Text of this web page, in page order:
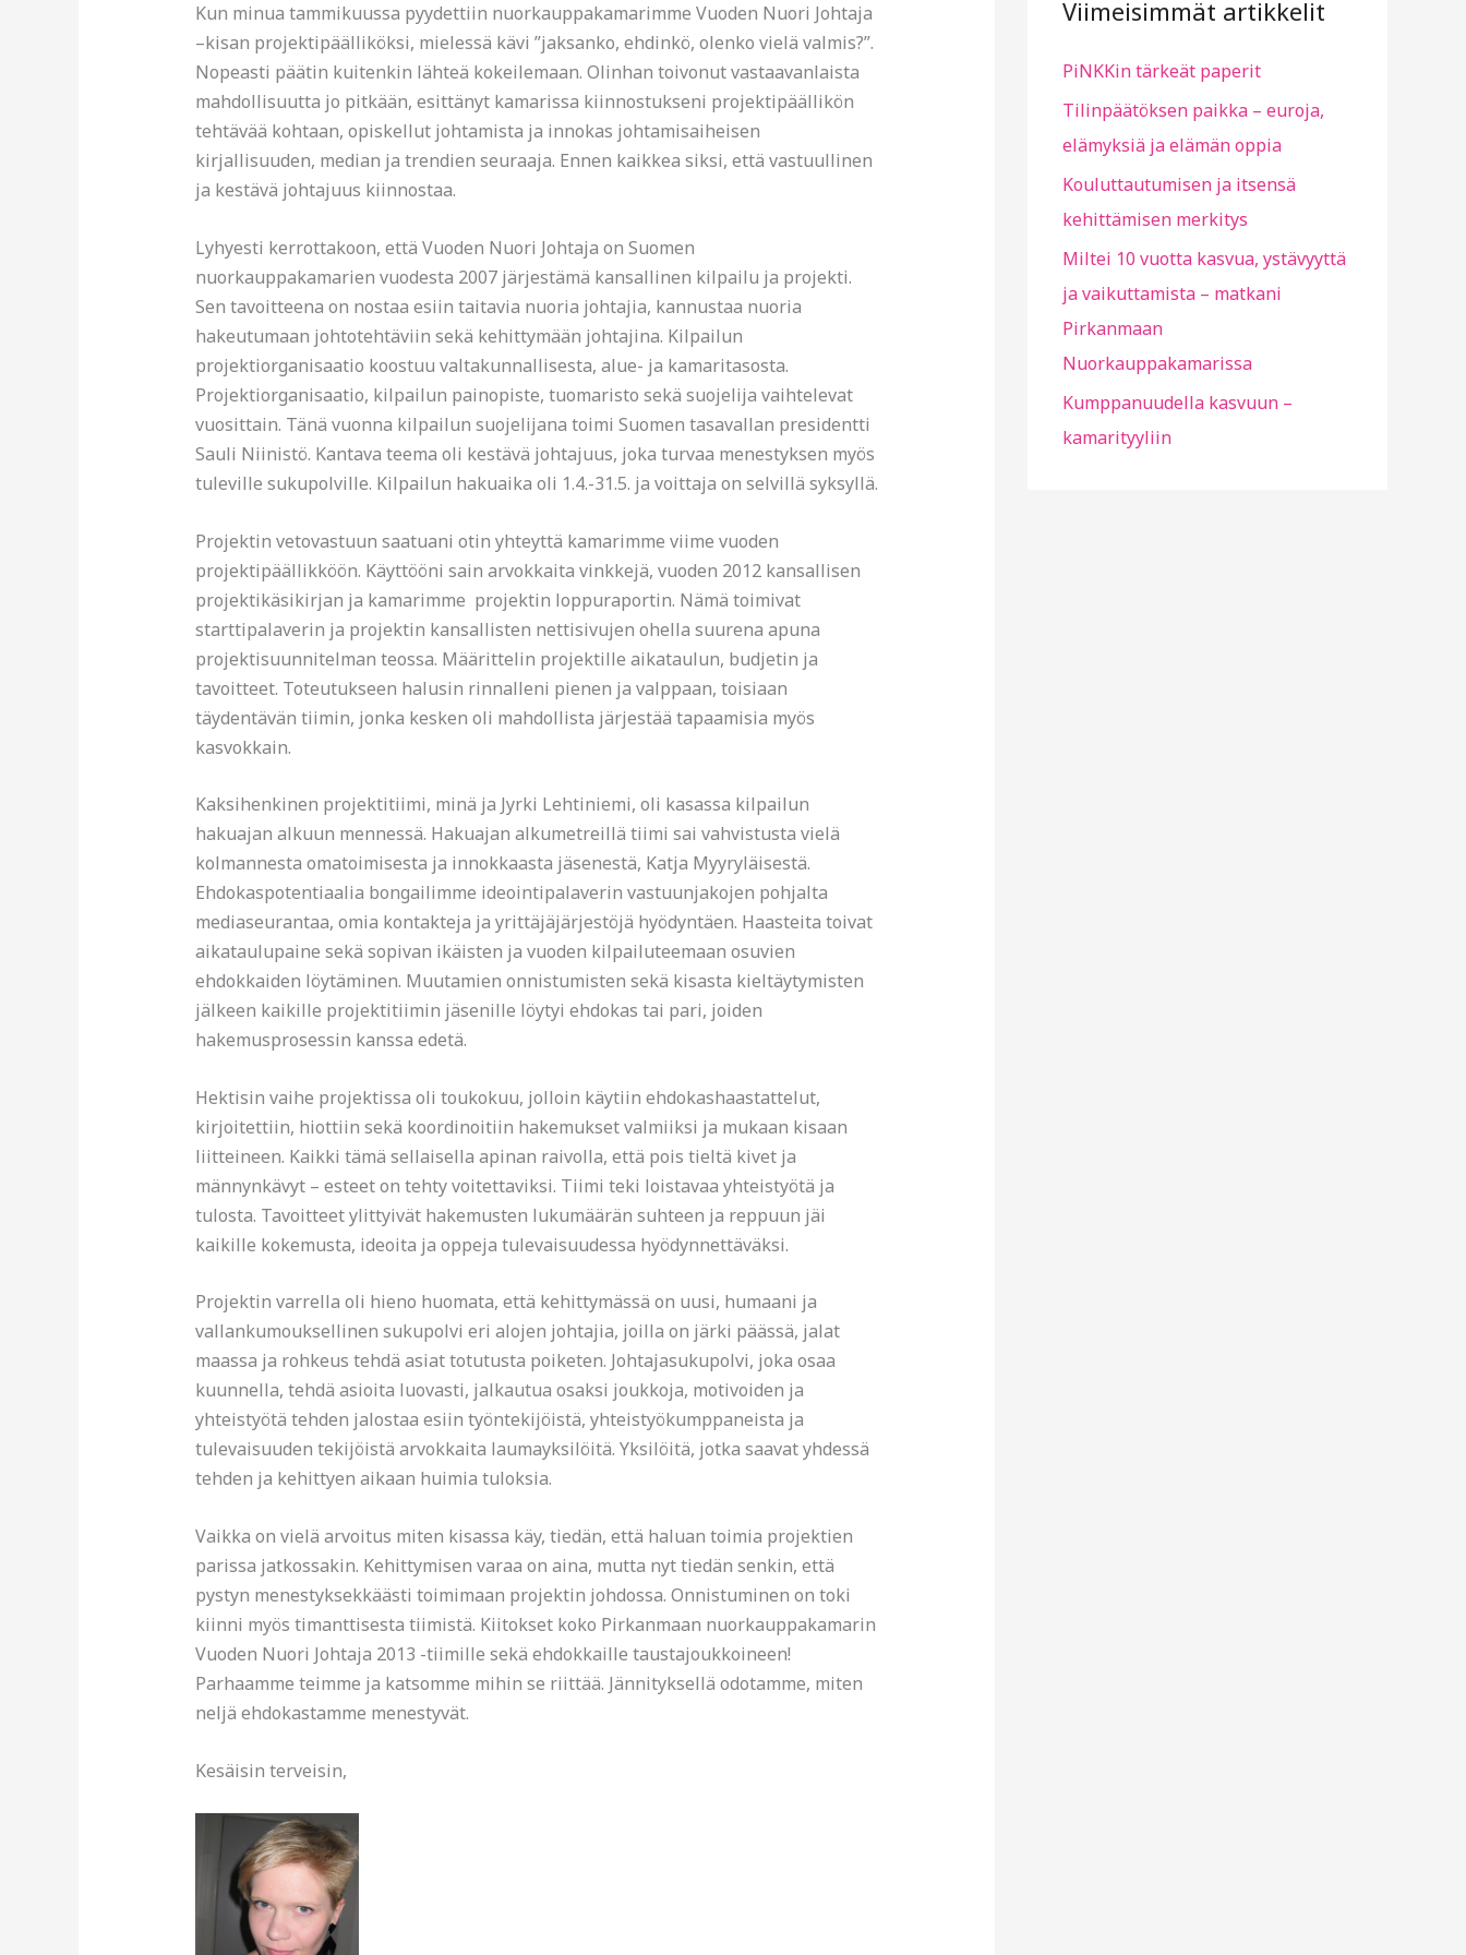
Kun minua tammikuussa pyydettiin nuorkauppakamarimme Vuoden Nuori Johtaja
–kisan projektipäälliköksi, mielessä kävi ”jaksanko, ehdinkö, olenko vielä valmis?”.
Nopeasti päätin kuitenkin lähteä kokeilemaan. Olinhan toivonut vastaavanlaista
mahdollisuutta jo pitkään, esittänyt kamarissa kiinnostukseni projektipäällikön
tehtävää kohtaan, opiskellut johtamista ja innokas johtamisaiheisen
kirjallisuuden, median ja trendien seuraaja. Ennen kaikkea siksi, että vastuullinen
ja kestävä johtajuus kiinnostaa.
Lyhyesti kerrottakoon, että Vuoden Nuori Johtaja on Suomen
nuorkauppakamarien vuodesta 2007 järjestämä kansallinen kilpailu ja projekti.
Sen tavoitteena on nostaa esiin taitavia nuoria johtajia, kannustaa nuoria
hakeutumaan johtotehtäviin sekä kehittymään johtajina. Kilpailun
projektiorganisaatio koostuu valtakunnallisesta, alue- ja kamaritasosta.
Projektiorganisaatio, kilpailun painopiste, tuomaristo sekä suojelija vaihtelevat
vuosittain. Tänä vuonna kilpailun suojelijana toimi Suomen tasavallan presidentti
Sauli Niinistö. Kantava teema oli kestävä johtajuus, joka turvaa menestyksen myös
tuleville sukupolville. Kilpailun hakuaika oli 1.4.-31.5. ja voittaja on selvillä syksyllä.
Projektin vetovastuun saatuani otin yhteyttä kamarimme viime vuoden
projektipäällikköön. Käyttööni sain arvokkaita vinkkejä, vuoden 2012 kansallisen
projektikäsikirjan ja kamarimme projektin loppuraportin. Nämä toimivat
starttipalaverin ja projektin kansallisten nettisivujen ohella suurena apuna
projektisuunnitelman teossa. Määrittelin projektille aikataulun, budjetin ja
tavoitteet. Toteutukseen halusin rinnalleni pienen ja valppaan, toisiaan
täydentävän tiimin, jonka kesken oli mahdollista järjestää tapaamisia myös
kasvokkain.
Kaksihenkinen projektitiimi, minä ja Jyrki Lehtiniemi, oli kasassa kilpailun
hakuajan alkuun mennessä. Hakuajan alkumetreillä tiimi sai vahvistusta vielä
kolmannesta omatoimisesta ja innokkaasta jäsenestä, Katja Myyryläisestä.
Ehdokaspotentiaalia bongailimme ideointipalaverin vastuunjakojen pohjalta
mediaseurantaa, omia kontakteja ja yrittäjäjärjestöjä hyödyntäen. Haasteita toivat
aikataulupaine sekä sopivan ikäisten ja vuoden kilpailuteemaan osuvien
ehdokkaiden löytäminen. Muutamien onnistumisten sekä kisasta kieltäytymisten
jälkeen kaikille projektitiimin jäsenille löytyi ehdokas tai pari, joiden
hakemusprosessin kanssa edetä.
Hektisin vaihe projektissa oli toukokuu, jolloin käytiin ehdokashaastattelut,
kirjoitettiin, hiottiin sekä koordinoitiin hakemukset valmiiksi ja mukaan kisaan
liitteineen. Kaikki tämä sellaisella apinan raivolla, että pois tieltä kivet ja
männynkävyt – esteet on tehty voitettaviksi. Tiimi teki loistavaa yhteistyötä ja
tulosta. Tavoitteet ylittyivät hakemusten lukumäärän suhteen ja reppuun jäi
kaikille kokemusta, ideoita ja oppeja tulevaisuudessa hyödynnettäväksi.
Projektin varrella oli hieno huomata, että kehittymässä on uusi, humaani ja
vallankumouksellinen sukupolvi eri alojen johtajia, joilla on järki päässä, jalat
maassa ja rohkeus tehdä asiat totutusta poiketen. Johtajasukupolvi, joka osaa
kuunnella, tehdä asioita luovasti, jalkautua osaksi joukkoja, motivoiden ja
yhteistyötä tehden jalostaa esiin työntekijöistä, yhteistyökumppaneista ja
tulevaisuuden tekijöistä arvokkaita laumayksilöitä. Yksilöitä, jotka saavat yhdessä
tehden ja kehittyen aikaan huimia tuloksia.
Vaikka on vielä arvoitus miten kisassa käy, tiedän, että haluan toimia projektien
parissa jatkossakin. Kehittymisen varaa on aina, mutta nyt tiedän senkin, että
pystyn menestyksekkäästi toimimaan projektin johdossa. Onnistuminen on toki
kiinni myös timanttisesta tiimistä. Kiitokset koko Pirkanmaan nuorkauppakamarin
Vuoden Nuori Johtaja 2013 -tiimille sekä ehdokkaille taustajoukkoineen!
Parhaamme teimme ja katsomme mihin se riittää. Jännityksellä odotamme, miten
neljä ehdokastamme menestyvät.
Kesäisin terveisin,
f
o
r
:
Viimeisimmät artikkelit
PiNKKin tärkeät paperit
Tilinpäätöksen paikka – euroja,
elämyksiä ja elämän oppia
Kouluttautumisen ja itsensä
kehittämisen merkitys
Miltei 10 vuotta kasvua, ystävyyttä
ja vaikuttamista – matkani
Pirkanmaan
Nuorkauppakamarissa
Kumppanuudella kasvuun –
kamarityyliin